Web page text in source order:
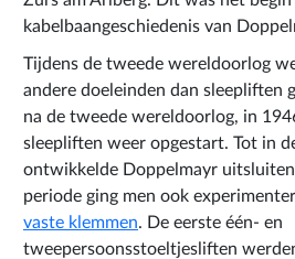
kabelbaangeschiedenis van
Tijdens de tweede wereldoorlog
andere doeleinden dan sleepliften
na de tweede wereldoorlog, in
sleepliften weer opgestart. Tot in
ontwikkelde Doppelmayr
periode ging men ook
vaste klemmen. De eerste één- en
tweepersoonsstoeltjesliften